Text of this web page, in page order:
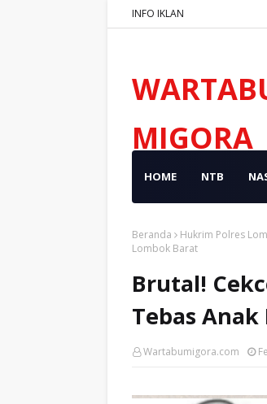
INFO IKLAN
MIGORA
HOME NTB
Beranda Hukrim Polres
Lombok Barat
Brutal!
Tebas
Wartabumigora.com